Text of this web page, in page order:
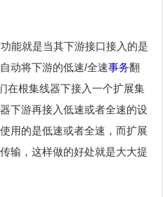
能就是当其下游接口接入的是
动将下游的低速/全速事务翻
在根集线器下接入一个扩展集
下游再接入低速或者全速的设
用的是低速或者全速，而扩展
输，这样做的好处就是大大提